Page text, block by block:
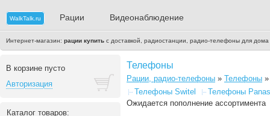
WalkTalk.ru Рации Видеонаблюдение
Интернет-магазин: рации купить с доставкой, радиостанции, радио-телефоны для
В корзине пусто
Авторизация
Каталог товаров:
Телефоны
Рации, радио-телефоны » Телефоны »
Телефоны Switel
Телефоны
Ожидается пополнение ассортимента